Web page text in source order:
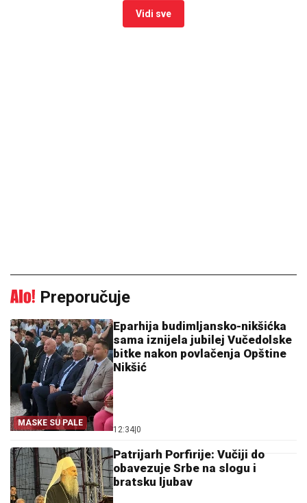
Vidi sve
Preporučuje
MASKE SU PALE
Eparhija budimljansko-nikšićka
sama iznijela jubilej Vučedolske
bitke nakon povlačenja Opštine
Nikšić
12:34 0
Patrijarh Porfirije: Vučiji do
obavezuje Srbe na slogu i
bratsku ljubav